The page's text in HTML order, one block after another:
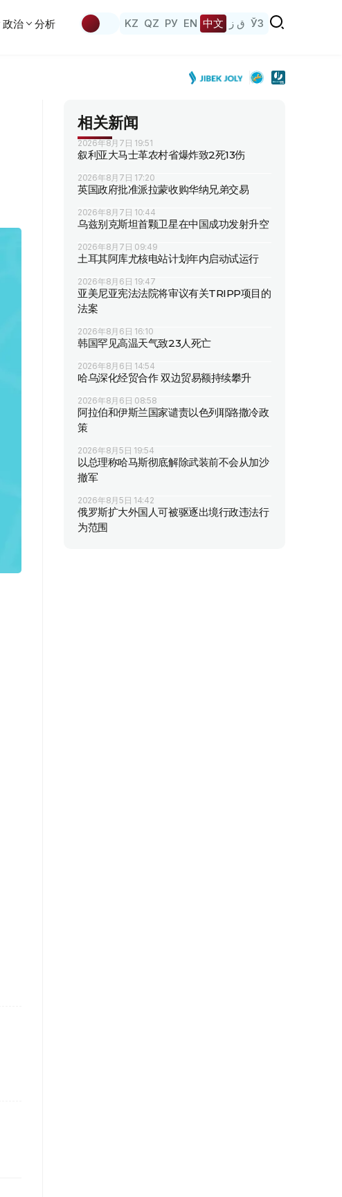
政治 分析 KZ QZ РУ EN 中文 ق ز ЎЗ
相关新闻
2026年8月7日 19:51
叙利亚大马士革农村省爆炸致2死13伤
2026年8月7日 17:20
英国政府批准派拉蒙收购华纳兄弟交易
2026年8月7日 10:44
乌兹别克斯坦首颗卫星在中国成功发射升空
2026年8月7日 09:49
土耳其阿库尤核电站计划年内启动试运行
2026年8月6日 19:47
亚美尼亚宪法法院将审议有关TRIPP项目的
法案
2026年8月6日 16:10
韩国罕见高温天气致23人死亡
2026年8月6日 14:54
哈乌深化经贸合作 双边贸易额持续攀升
2026年8月6日 08:58
阿拉伯和伊斯兰国家谴责以色列耶路撒冷政
策
2026年8月5日 19:54
以总理称哈马斯彻底解除武装前不会从加沙
撤军
2026年8月5日 14:42
俄罗斯扩大外国人可被驱逐出境行政违法行
为范围